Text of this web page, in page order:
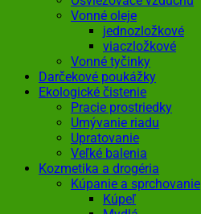
Vonné oleje
jednozložkové
viaczložkové
Vonné tyčinky
Darčekové poukážky
Ekologické čistenie
Pracie prostriedky
Umývanie riadu
Upratovanie
Veľké balenia
Kozmetika a drogéria
Kúpanie a sprchovanie
Kúpeľ